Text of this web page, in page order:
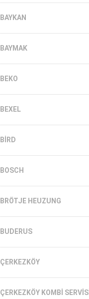
BAYKAN
BAYMAK
BEKO
BEXEL
BIRD
BOSCH
BRÖTJE HEUZUNG
BUDERUS
ÇERKEZKÖY
ÇERKEZKÖY KOMBI SERVISI